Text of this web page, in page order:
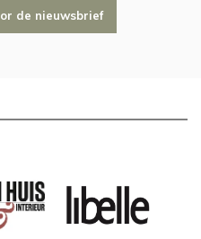
de nieuwsbrief